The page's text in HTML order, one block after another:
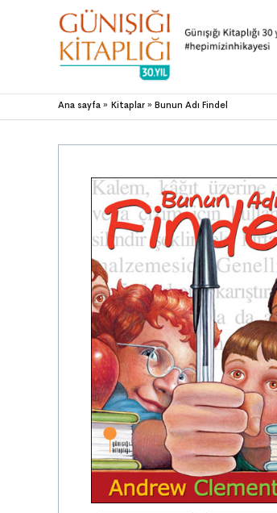
Ana sayfa Kitaplar Bunun Adı Findel